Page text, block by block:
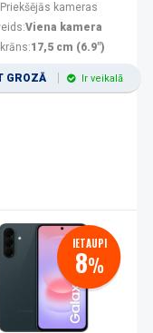
Priekšējās kameras
Viena kamera
17,5 cm (6.9")
GROZĀ Ir veikalā
IETAUPI
8%